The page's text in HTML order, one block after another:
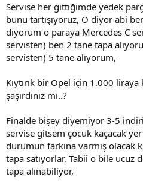
Servise her gittiğimde yedek
bunu tartışıyoruz, O diyor abi
diyorum o paraya Mercedes C
servisten) ben 2 tane tapa
servisten) 5 tane alıyorum,
Kıytırık bir Opel için 1.000 liraya
şaşırdınız mı..?
Finalde bişey diyemiyor 3-5
servise gitsem çocuk kaçacak
durumun farkına varmış olacak
tapa satıyorlar, Tabii o bile ucuz
tapa alınabiliyor,